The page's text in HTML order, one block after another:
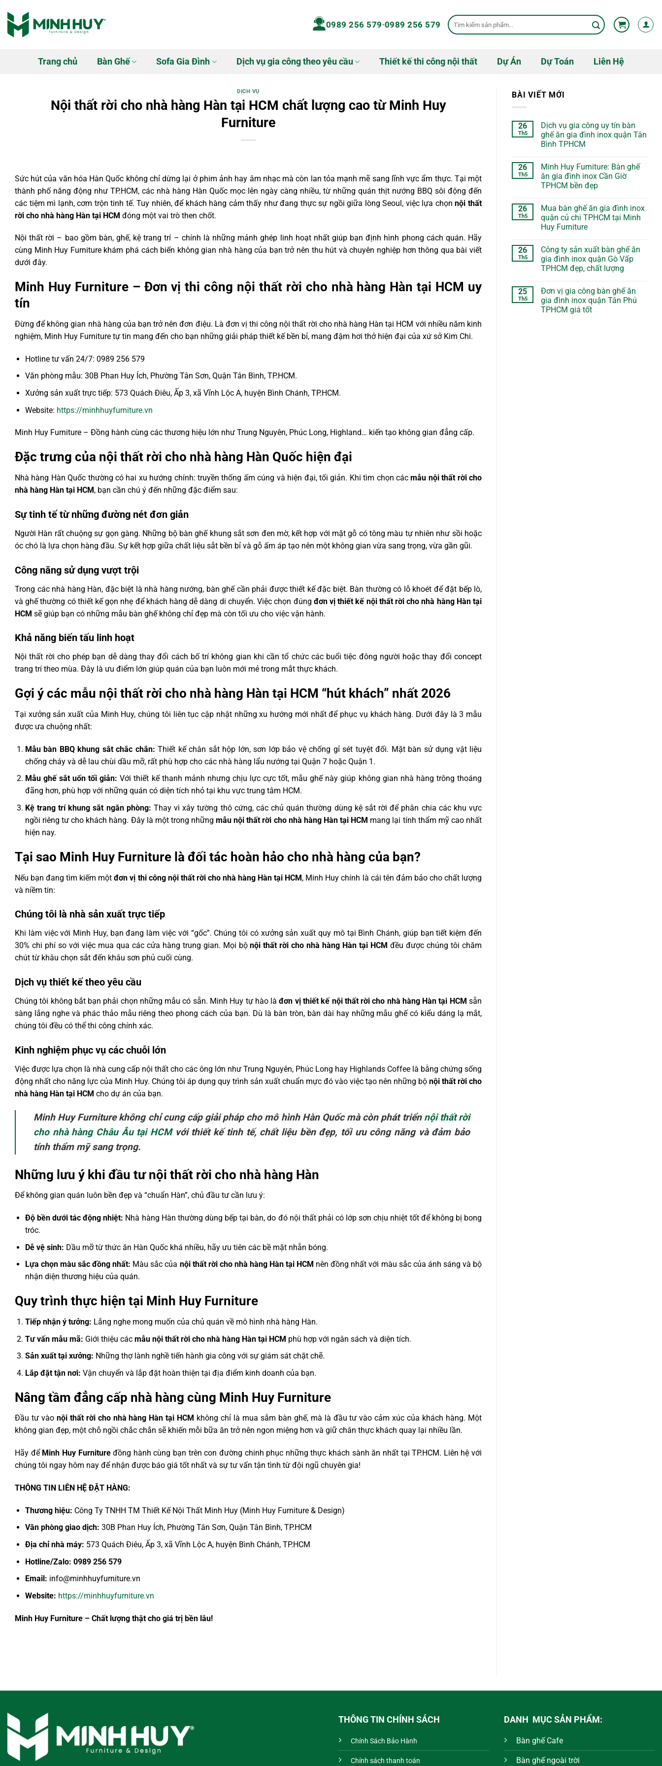
qua
nội
0989 256 579-0989 256 579
Tìm
kiếm:
Trang chủ Bàn Ghế Sofa Gia Đình Dịch vụ gia công theo yêu cầu Thiết kế thi công nội thất Dự Án Dự Toán Liên Hệ
DỊCH VỤ
Nội thất rời cho nhà hàng Hàn tại HCM chất lượng cao từ Minh Huy
Furniture
Sức hút của văn hóa Hàn Quốc không chỉ dừng lại ở phim ảnh hay âm nhạc mà còn lan tỏa mạnh mẽ sang lĩnh vực ẩm thực. Tại một
thành phố năng động như TP.HCM, các nhà hàng Hàn Quốc mọc lên ngày càng nhiều, từ những quán thịt nướng BBQ sôi động đến
các tiệm mì lạnh, cơm trộn tinh tế. Tuy nhiên, để khách hàng cảm thấy như đang thực sự ngồi giữa lòng Seoul, việc lựa chọnnội thất
rời cho nhà hàng Hàn tại HCM đóng một vai trò then chốt.
Nội thất rời – bao gồm bàn, ghế, kệ trang trí – chính là những mảnh ghép linh hoạt nhất giúp bạn định hình phong cách quán. Hãy
cùng Minh Huy Furniture khám phá cách biến không gian nhà hàng của bạn trở nên thu hút và chuyên nghiệp hơn thông qua bài viết
dưới đây.
Minh Huy Furniture – Đơn vị thi công nội thất rời cho nhà hàng Hàn tại HCM uy
tín
Đừng để không gian nhà hàng của bạn trở nên đơn điệu. Là đơn vị thi công nội thất rời cho nhà hàng Hàn tại HCM với nhiều năm kinh
nghiệm, Minh Huy Furniture tự tin mang đến cho bạn những giải pháp thiết kế bền bỉ, mang đậm hơi thở hiện đại của xứ sở Kim Chi.
Hotline tư vấn 24/7: 0989 256 579
Văn phòng mẫu: 30B Phan Huy Ích, Phường Tân Sơn, Quận Tân Bình, TP.HCM.
Xưởng sản xuất trực tiếp: 573 Quách Điêu, Ấp 3, xã Vĩnh Lộc A, huyện Bình Chánh, TP.HCM.
Website: https://minhhuyfurniture.vn
Minh Huy Furniture – Đồng hành cùng các thương hiệu lớn như Trung Nguyên, Phúc Long, Highland… kiến tạo không gian đẳng cấp.
Đặc trưng của nội thất rời cho nhà hàng Hàn Quốc hiện đại
Nhà hàng Hàn Quốc thường có hai xu hướng chính: truyền thống ấm cúng và hiện đại, tối giản. Khi tìm chọn cácmẫu nội thất rời cho
nhà hàng Hàn tại HCM, bạn cần chú ý đến những đặc điểm sau:
Sự tinh tế từ những đường nét đơn giản
Người Hàn rất chuộng sự gọn gàng. Những bộ bàn ghế khung sắt sơn đen mờ, kết hợp với mặt gỗ có tông màu tự nhiên như sồi hoặc
óc chó là lựa chọn hàng đầu. Sự kết hợp giữa chất liệu sắt bền bỉ và gỗ ấm áp tạo nên một không gian vừa sang trọng, vừa gần gũi.
Công năng sử dụng vượt trội
Trong các nhà hàng Hàn, đặc biệt là nhà hàng nướng, bàn ghế cần phải được thiết kế đặc biệt. Bàn thường có lỗ khoét để đặt bếp lò,
và ghế thường có thiết kế gọn nhẹ để khách hàng dễ dàng di chuyển. Việc chọn đúng đơn vị thiết kế nội thất rời cho nhà hàng Hàn tại
HCM sẽ giúp bạn có những mẫu bàn ghế không chỉ đẹp mà còn tối ưu cho việc vận hành.
Khả năng biến tấu linh hoạt
Nội thất rời cho phép bạn dễ dàng thay đổi cách bố trí không gian khi cần tổ chức các buổi tiệc đông người hoặc thay đổi concept
trang trí theo mùa. Đây là ưu điểm lớn giúp quán của bạn luôn mới mẻ trong mắt thực khách.
Gợi ý các mẫu nội thất rời cho nhà hàng Hàn tại HCM “hút khách” nhất 2026
Tại xưởng sản xuất của Minh Huy, chúng tôi liên tục cập nhật những xu hướng mới nhất để phục vụ khách hàng. Dưới đây là 3 mẫu
được ưa chuộng nhất:
Mẫu bàn BBQ khung sắt chắc chắn: Thiết kế chân sắt hộp lớn, sơn lớp bảo vệ chống gỉ sét tuyệt đối. Mặt bàn sử dụng vật liệu
chống cháy và dễ lau chùi dầu mỡ, rất phù hợp cho các nhà hàng lẩu nướng tại Quận 7 hoặc Quận 1.
Mẫu ghế sắt uốn tối giản: Với thiết kế thanh mảnh nhưng chịu lực cực tốt, mẫu ghế này giúp không gian nhà hàng trông thoáng
đãng hơn, phù hợp với những quán có diện tích nhỏ tại khu vực trung tâm HCM.
Kệ trang trí khung sắt ngăn phòng: Thay vì xây tường thô cứng, các chủ quán thường dùng kệ sắt rời để phân chia các khu vực
ngồi riêng tư cho khách hàng. Đây là một trong nhữngmẫu nội thất rời cho nhà hàng Hàn tại HCM mang lại tính thẩm mỹ cao nhất
hiện nay.
Tại sao Minh Huy Furniture là đối tác hoàn hảo cho nhà hàng của bạn?
Nếu bạn đang tìm kiếm mộtđơn vị thi công nội thất rời cho nhà hàng Hàn tại HCM, Minh Huy chính là cái tên đảm bảo cho chất lượng
và niềm tin:
Chúng tôi là nhà sản xuất trực tiếp
Khi làm việc với Minh Huy, bạn đang làm việc với “gốc”. Chúng tôi có xưởng sản xuất quy mô tại Bình Chánh, giúp bạn tiết kiệm đến
30% chi phí so với việc mua qua các cửa hàng trung gian. Mọi bộnội thất rời cho nhà hàng Hàn tại HCM đều được chúng tôi chăm
chút từ khâu chọn sắt đến khâu sơn phủ cuối cùng.
Dịch vụ thiết kế theo yêu cầu
Chúng tôi không bắt bạn phải chọn những mẫu có sẵn. Minh Huy tự hào làđơn vị thiết kế nội thất rời cho nhà hàng Hàn tại HCM sẵn
sàng lắng nghe và phác thảo mẫu riêng theo phong cách của bạn. Dù là bàn tròn, bàn dài hay những mẫu ghế có kiểu dáng lạ mắt,
chúng tôi đều có thể thi công chính xác.
Kinh nghiệm phục vụ các chuỗi lớn
Việc được lựa chọn là nhà cung cấp nội thất cho các ông lớn như Trung Nguyên, Phúc Long hay Highlands Coffee là bằng chứng sống
động nhất cho năng lực của Minh Huy. Chúng tôi áp dụng quy trình sản xuất chuẩn mực đó vào việc tạo nên những bộ nội thất rời cho
nhà hàng Hàn tại HCM cho dự án của bạn.
Minh Huy Furniture không chỉ cung cấp giải pháp cho mô hình Hàn Quốc mà còn phát triển nội thất rời
cho nhà hàng Châu Âu tại HCMvới thiết kế tinh tế, chất liệu bền đẹp, tối ưu công năng và đảm bảo
tính thẩm mỹ sang trọng.
Những lưu ý khi đầu tư nội thất rời cho nhà hàng Hàn
Để không gian quán luôn bền đẹp và “chuẩn Hàn”, chủ đầu tư cần lưu ý:
Độ bền dưới tác động nhiệt: Nhà hàng Hàn thường dùng bếp tại bàn, do đó nội thất phải có lớp sơn chịu nhiệt tốt để không bị bong
tróc.
Dễ vệ sinh: Dầu mỡ từ thức ăn Hàn Quốc khá nhiều, hãy ưu tiên các bề mặt nhẵn bóng.
Lựa chọn màu sắc đồng nhất: Màu sắc của nội thất rời cho nhà hàng Hàn tại HCM nên đồng nhất với màu sắc của ánh sáng và bộ
nhận diện thương hiệu của quán.
Quy trình thực hiện tại Minh Huy Furniture
Tiếp nhận ý tưởng: Lắng nghe mong muốn của chủ quán về mô hình nhà hàng Hàn.
Tư vấn mẫu mã: Giới thiệu các mẫu nội thất rời cho nhà hàng Hàn tại HCM phù hợp với ngân sách và diện tích.
Sản xuất tại xưởng: Những thợ lành nghề tiến hành gia công với sự giám sát chặt chẽ.
Lắp đặt tận nơi: Vận chuyển và lắp đặt hoàn thiện tại địa điểm kinh doanh của bạn.
Nâng tầm đẳng cấp nhà hàng cùng Minh Huy Furniture
Đầu tư vào nội thất rời cho nhà hàng Hàn tại HCM không chỉ là mua sắm bàn ghế, mà là đầu tư vào cảm xúc của khách hàng. Một
không gian đẹp, một chỗ ngồi chắc chắn sẽ khiến mỗi bữa ăn trở nên ngon miệng hơn và giữ chân thực khách quay lại nhiều lần.
Hãy để Minh Huy Furnituređồng hành cùng bạn trên con đường chinh phục những thực khách sành ăn nhất tại TP.HCM. Liên hệ với
chúng tôi ngay hôm nay để nhận được báo giá tốt nhất và sự tư vấn tận tình từ đội ngũ chuyên gia!
THÔNG TIN LIÊN HỆ ĐẶT HÀNG:
Thương hiệu: Công Ty TNHH TM Thiết Kế Nội Thất Minh Huy (Minh Huy Furniture & Design)
Văn phòng giao dịch: 30B Phan Huy Ích, Phường Tân Sơn, Quận Tân Bình, TP.HCM
Địa chỉ nhà máy: 573 Quách Điêu, Ấp 3, xã Vĩnh Lộc A, huyện Bình Chánh, TP.HCM
Hotline/Zalo: 0989 256 579
Email: info@minhhuyfurniture.vn
Website: https://minhhuyfurniture.vn
Minh Huy Furniture – Chất lượng thật cho giá trị bền lâu!
BÀI VIẾT MỚI
26
Th5
Dịch vụ gia công uy tín bàn
ghế ăn gia đình inox quận Tân
Bình TPHCM
26
Th5
Minh Huy Furniture: Bàn ghế
ăn gia đình inox Cần Giờ
TPHCM bền đẹp
26
Th5
Mua bàn ghế ăn gia đình inox
quận củ chi TPHCM tại Minh
Huy Furniture
26
Th5
Công ty sản xuất bàn ghế ăn
gia đình inox quận Gò Vấp
TPHCM đẹp, chất lượng
25
Th5
Đơn vị gia công bàn ghế ăn
gia đình inox quận Tân Phú
TPHCM giá tốt
THÔNG TIN CHÍNH SÁCH
Chính Sách Bảo Hành
Chính sách thanh toán
DANH MỤC SẢN PHẨM:
Bàn ghế Cafe
Bàn ghế ngoài trời